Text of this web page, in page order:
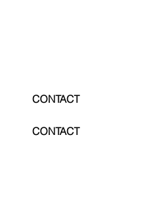
CONTACT
CONTACT